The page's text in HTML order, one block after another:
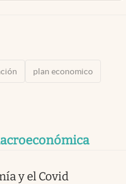
plan economico
y el Covid